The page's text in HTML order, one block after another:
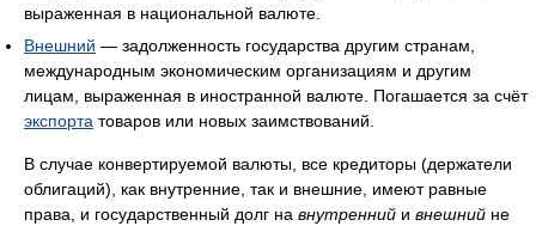
выраженная в национальной валюте.
Внешний — задолженность государства другим странам,
международным экономическим организациям и другим
лицам, выраженная в иностранной валюте. Погашается за счёт
экспорта товаров или новых заимствований.
В случае конвертируемой валюты, все кредиторы (держатели
облигаций), как внутренние, так и внешние, имеют равные
права, и государственный долг на внутренний и внешний не